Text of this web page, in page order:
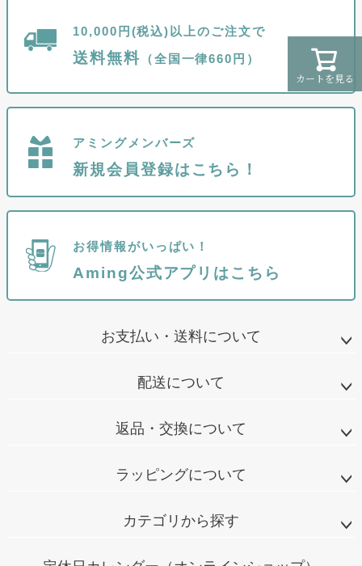
カートを見る
10,000円(税込)以上のご注文で
送料無料 （全国一律660円）
アミングメンバーズ
新規会員登録はこちら！
お得情報がいっぱい！
Aming公式アプリはこちら
お支払い・送料について
配送について
返品・交換について
ラッピングについて
カテゴリから探す